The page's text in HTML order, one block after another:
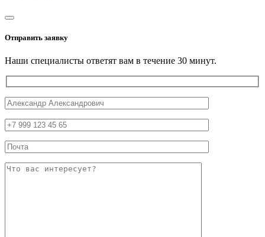
Отправить заявку
Наши специалисты ответят вам в течение 30 минут.